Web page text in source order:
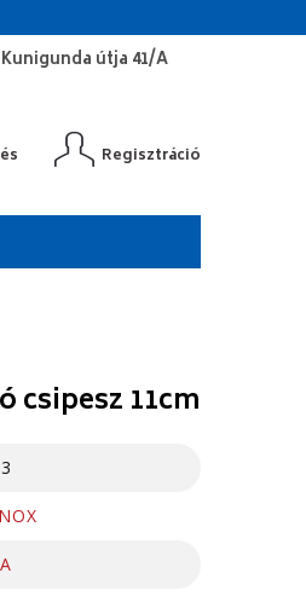
Kunigunda útja 41/A
Regisztráció
csipesz 11cm